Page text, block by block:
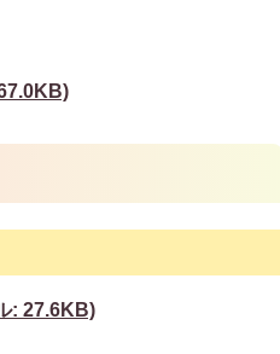
: 27.6KB)